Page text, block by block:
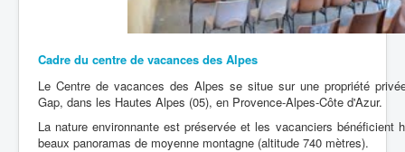
Cadre du centre de vacances des Alpes
Le Centre de vacances des Alpes se situe sur une propriété
Gap, dans les Hautes Alpes (05), en Provence-Alpes-Côte d'Azur.
La nature environnante est préservée et les vacanciers bénéficient
beaux panoramas de moyenne montagne (altitude 740 mètres).